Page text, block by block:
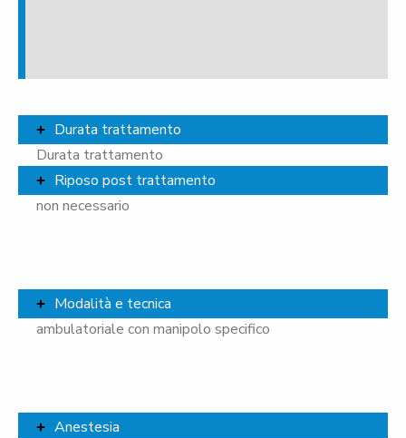
Durata trattamento
Durata trattamento
Riposo post trattamento
non necessario
Modalità e tecnica
ambulatoriale con manipolo specifico
Anestesia